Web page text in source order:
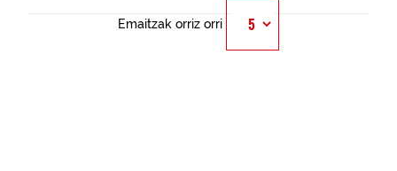
Emaitzak orriz orri